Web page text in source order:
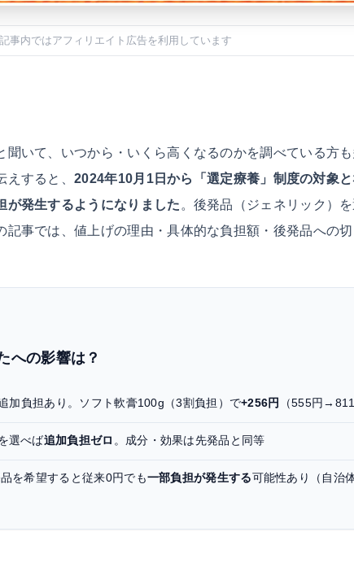
事内ではアフィリエイト広告を利用しています
聞いて、いつから・いくら高くなるのかを調べている方
えすると、2024年10月1日から「選定療養」制度の対象
が発生するようになりました 。後発品（ジェネリック）を
記事では、値上げの理由・具体的な負担額・後発品への
への影響は？
加負担あり。ソフト軟膏100g（3割負担）で+256円 （555円→811
選べば追加負担ゼロ 。成分・効果は先発品と同等
を希望すると従来0円でも一部負担が発生する可能性あり（自治